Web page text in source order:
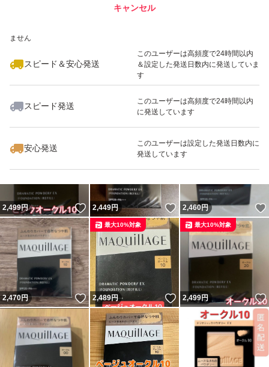
ません
スピード＆安心発送
このユーザーは高頻度で24時間以内
＆設定した発送日数内に発送していま
す
スピード発送
このユーザーは高頻度で24時間以内
に発送しています
安心発送
このユーザーは設定した発送日数内に
発送しています
キャンセル
いいね！
2,399
2,499円 いいね！
2,449円 いいね！
2,460円
2,470円 いいね！
2,489円 いいね！
最大10%対象
2,499円
最大10%対象